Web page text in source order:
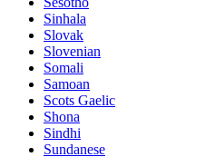
Sinhala
Slovak
Slovenian
Somali
Samoan
Scots Gaelic
Shona
Sindhi
Sundanese